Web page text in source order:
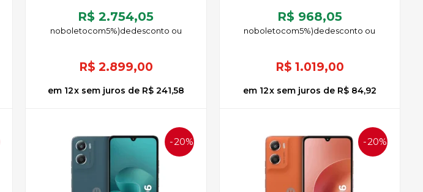
R$ 2.754,05
de
5%)
noboleto
R$ 2.899,00
12x de R$ 241,58
sem juros
R$ 968,05
de
5%)
noboleto
R$ 1.019,00
12x de R$ 84,92
sem juros
20% 20%